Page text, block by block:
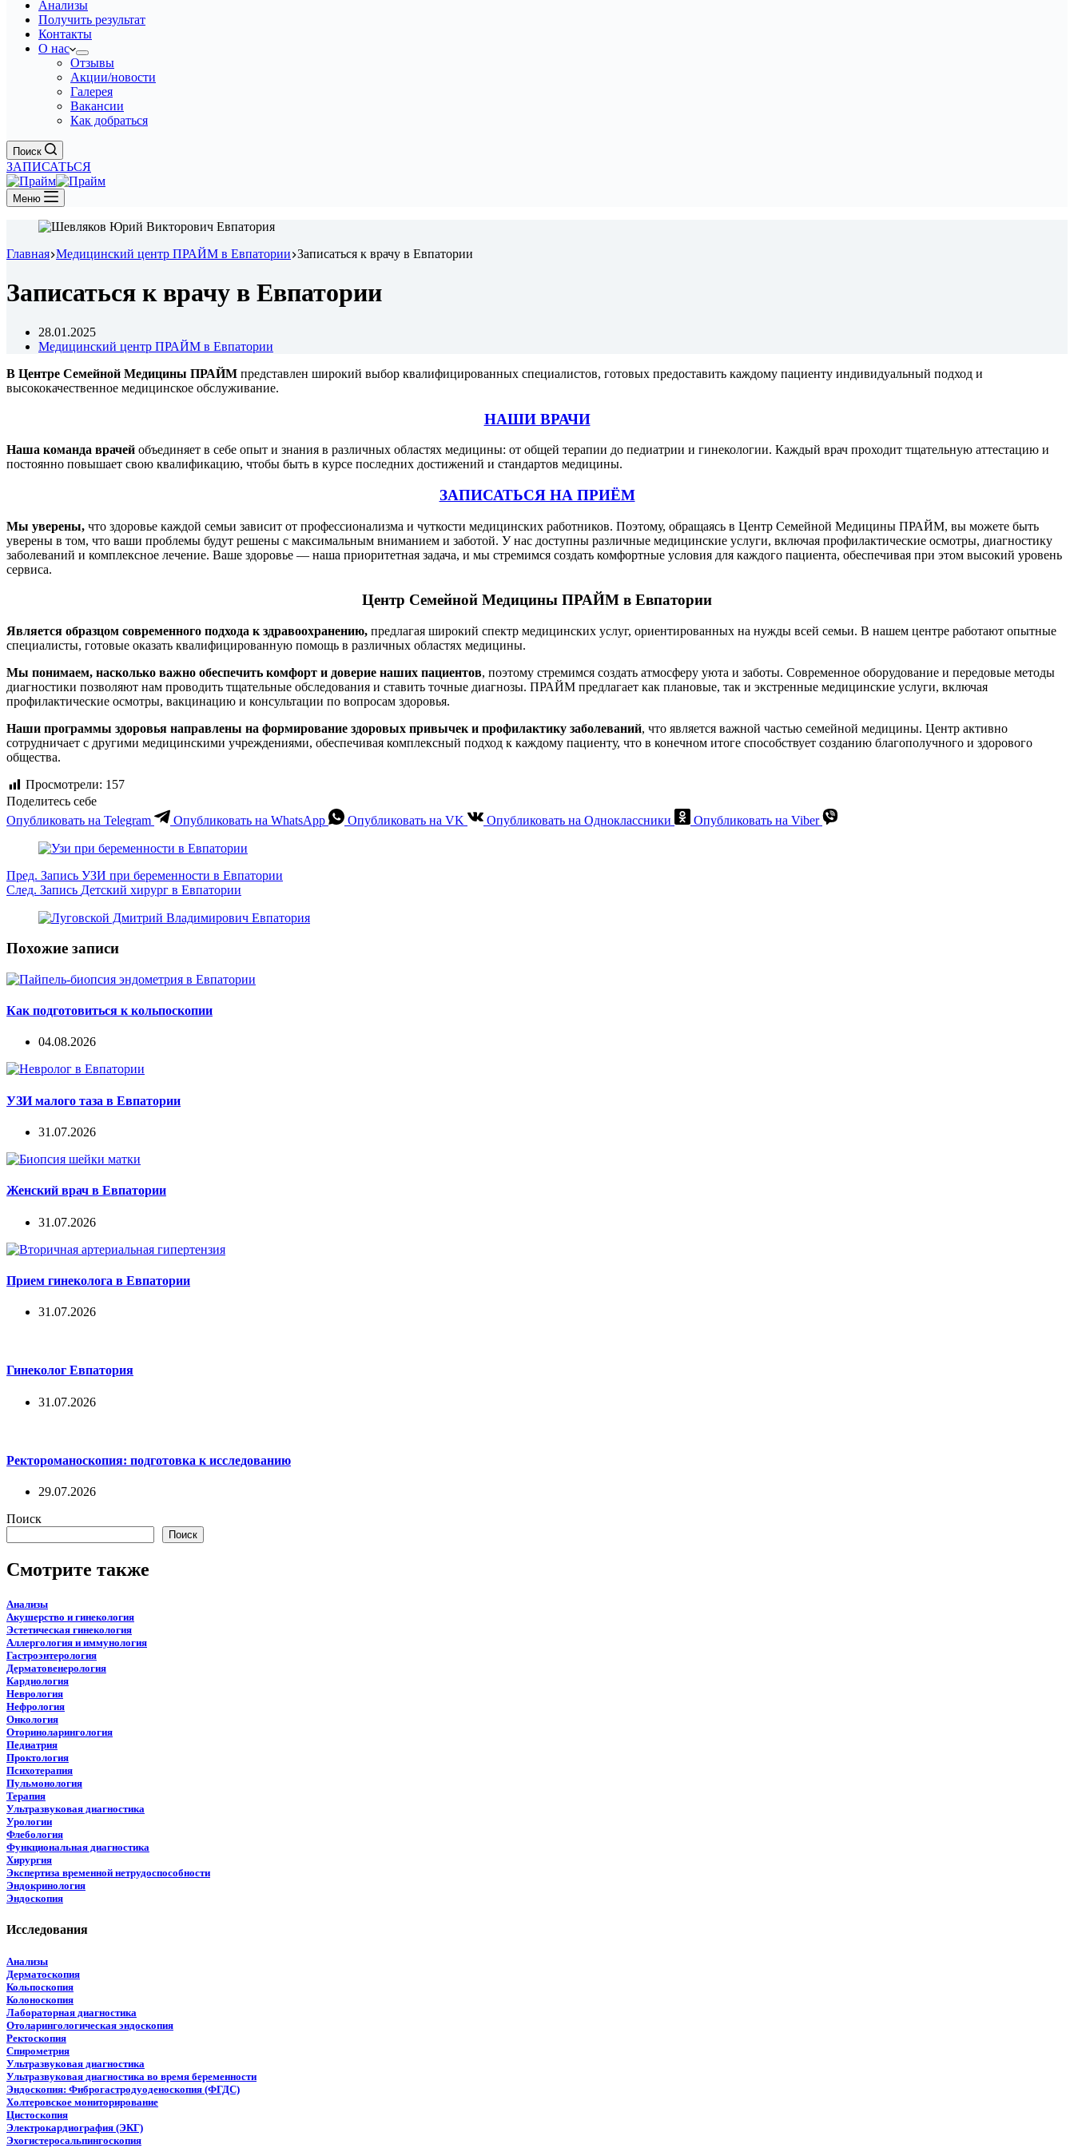
Анализы
Получить результат
Контакты
О нас
Отзывы
Акции/новости
Галерея
Вакансии
Как добраться
Поиск
ЗАПИСАТЬСЯ
Меню
Главная Медицинский центр ПРАЙМ в Евпатории Записаться к врачу в Евпатории
Записаться к врачу в Евпатории
28.01.2025
Медицинский центр ПРАЙМ в Евпатории
В Центре Семейной Медицины ПРАЙМ представлен широкий выбор квалифицированных специалистов, готовых предоставить каждому пациенту индивидуальный подход и
высококачественное медицинское обслуживание.
НАШИ ВРАЧИ
Наша команда врачей объединяет в себе опыт и знания в различных областях медицины: от общей терапии до педиатрии и гинекологии. Каждый врач проходит тщательную аттестацию и
постоянно повышает свою квалификацию, чтобы быть в курсе последних достижений и стандартов медицины.
ЗАПИСАТЬСЯ НА ПРИЁМ
Мы уверены, что здоровье каждой семьи зависит от профессионализма и чуткости медицинских работников. Поэтому, обращаясь в Центр Семейной Медицины ПРАЙМ, вы можете быть
уверены в том, что ваши проблемы будут решены с максимальным вниманием и заботой. У нас доступны различные медицинские услуги, включая профилактические осмотры, диагностику
заболеваний и комплексное лечение. Ваше здоровье — наша приоритетная задача, и мы стремимся создать комфортные условия для каждого пациента, обеспечивая при этом высокий уровень
сервиса.
Центр Семейной Медицины ПРАЙМ в Евпатории
Является образцом современного подхода к здравоохранению, предлагая широкий спектр медицинских услуг, ориентированных на нужды всей семьи. В нашем центре работают опытные
специалисты, готовые оказать квалифицированную помощь в различных областях медицины.
Мы понимаем, насколько важно обеспечить комфорт и доверие наших пациентов, поэтому стремимся создать атмосферу уюта и заботы. Современное оборудование и передовые методы
диагностики позволяют нам проводить тщательные обследования и ставить точные диагнозы. ПРАЙМ предлагает как плановые, так и экстренные медицинские услуги, включая
профилактические осмотры, вакцинацию и консультации по вопросам здоровья.
Наши программы здоровья направлены на формирование здоровых привычек и профилактику заболеваний, что является важной частью семейной медицины. Центр активно
сотрудничает с другими медицинскими учреждениями, обеспечивая комплексный подход к каждому пациенту, что в конечном итоге способствует созданию благополучного и здорового
общества.
Просмотрели: 157
Поделитесь себе
Опубликовать на Telegram
Опубликовать на WhatsApp Опубликовать на VK Опубликовать на Одноклассники Опубликовать на Viber
Пред. Запись УЗИ при беременности в Евпатории
След. Запись Детский хирург в Евпатории
Похожие записи
Как подготовиться к кольпоскопии
04.08.2026
УЗИ малого таза в Евпатории
31.07.2026
Женский врач в Евпатории
31.07.2026
Прием гинеколога в Евпатории
31.07.2026
Гинеколог Евпатория
31.07.2026
Ректороманоскопия: подготовка к исследованию
29.07.2026
Поиск
Поиск
Смотрите также
Анализы
Акушерство и гинекология
Эстетическая гинекология
Аллергология и иммунология
Гастроэнтерология
Дерматовенерология
Кардиология
Неврология
Нефрология
Онкология
Оториноларингология
Педиатрия
Проктология
Психотерапия
Пульмонология
Терапия
Ультразвуковая диагностика
Урологии
Флебология
Функциональная диагностика
Хирургия
Экспертиза временной нетрудоспособности
Эндокринология
Эндоскопия
Исследования
Анализы
Дерматоскопия
Кольпоскопия
Колоноскопия
Лабораторная диагностика
Отоларингологическая эндоскопия
Ректоскопия
Спирометрия
Ультразвуковая диагностика
Ультразвуковая диагностика во время беременности
Эндоскопия: Фиброгастродуоденоскопия (ФГДС)
Холтеровское мониторирование
Цистоскопия
Электрокардиография (ЭКГ)
Эхогистеросальпингоскопия